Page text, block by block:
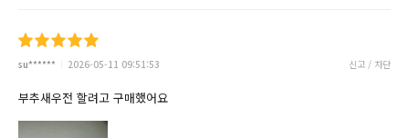
su****** 2026-05-11 09:51:53 신고 / 차단
부추새우전 할려고 구매했어요